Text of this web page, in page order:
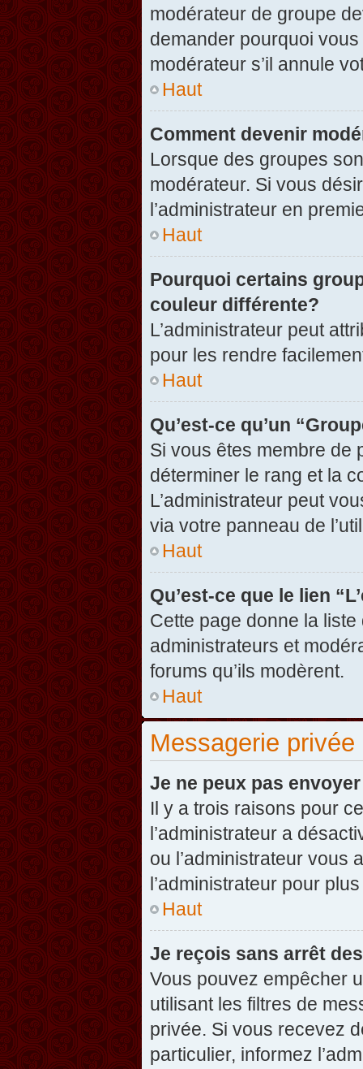
modérateur de groupe
demander pourquoi
modérateur s’il annule
Haut
Comment devenir
Lorsque des groupes
modérateur. Si vous
l’administrateur en
Haut
Pourquoi certains
couleur différente?
L’administrateur peut
pour les rendre
Haut
Qu’est-ce qu’un
Si vous êtes membre de
déterminer le rang et la
L’administrateur peut
via votre panneau de
Haut
Qu’est-ce que le lien
Cette page donne la
administrateurs et
forums qu’ils modèrent.
Haut
Messagerie privée
Je ne peux pas
Il y a trois raisons pour
l’administrateur a
ou l’administrateur vous
l’administrateur pour
Haut
Je reçois sans arrêt
Vous pouvez empêcher
utilisant les filtres de
privée. Si vous recevez
particulier, informez